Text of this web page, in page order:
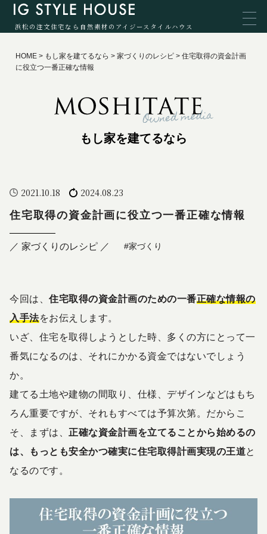
浜松の注文住宅なら自然素材のアイジースタイルハウス
HOME > もし家を建てるなら >家づくりのレシピ >住宅取得の資金計画
に役立つ一番正確な情報
もし家を建てるなら
2021.10.18
2024.08.23
住宅取得の資金計画に役立つ一番正確な情報
／ 家づくりのレシピ ／ #家づくり
今回は、 住宅取得の資金計画のための一番正確な情報の
入手法をお伝えします。
いざ、住宅を取得しようとした時、多くの方にとって一
番気になるのは、それにかかる資金ではないでしょう
か。
建てる土地や建物の間取り、仕様、デザインなどはもち
ろん重要ですが、それもすべては予算次第。だからこ
そ、まずは、 正確な資金計画を立てることから始めるの
は、もっとも安全かつ確実に住宅取得計画実現の王道と
なるのです。